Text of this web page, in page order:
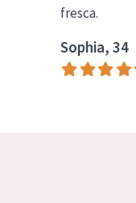
fresca.
Sophia, 34